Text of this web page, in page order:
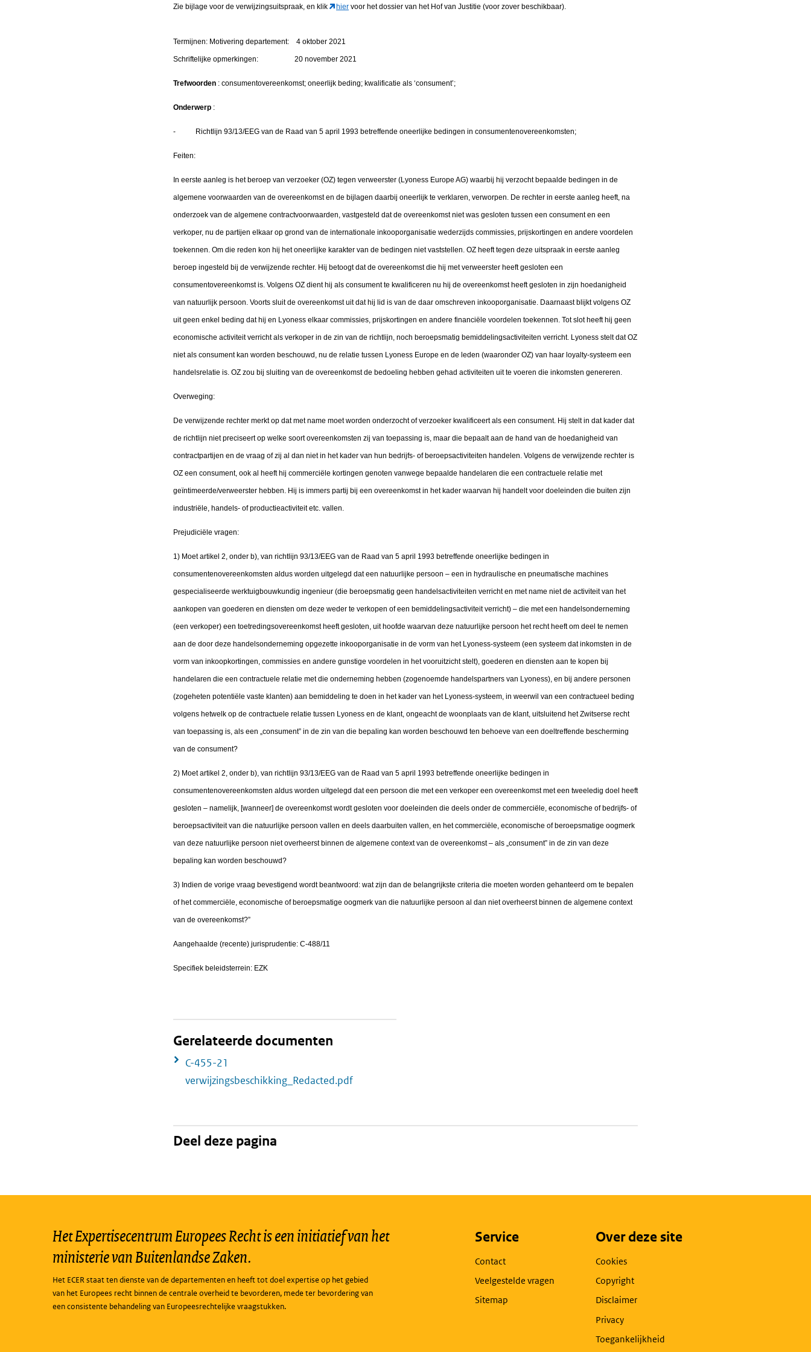
Zie bijlage voor de verwijzingsuitspraak, en klik hier voor het dossier van het Hof van Justitie (voor zover beschikbaar).
Termijnen: Motivering departement: 4 oktober 2021
Schriftelijke opmerkingen: 20 november 2021
Trefwoorden : consumentovereenkomst; oneerlijk beding; kwalificatie als ‘consument’;
Onderwerp :
- Richtlijn 93/13/EEG van de Raad van 5 april 1993 betreffende oneerlijke bedingen in consumentenovereenkomsten;
Feiten:
In eerste aanleg is het beroep van verzoeker (OZ) tegen verweerster (Lyoness Europe AG) waarbij hij verzocht bepaalde bedingen in de
algemene voorwaarden van de overeenkomst en de bijlagen daarbij oneerlijk te verklaren, verworpen. De rechter in eerste aanleg heeft, na
onderzoek van de algemene contractvoorwaarden, vastgesteld dat de overeenkomst niet was gesloten tussen een consument en een
verkoper, nu de partijen elkaar op grond van de internationale inkooporganisatie wederzijds commissies, prijskortingen en andere voordelen
toekennen. Om die reden kon hij het oneerlijke karakter van de bedingen niet vaststellen. OZ heeft tegen deze uitspraak in eerste aanleg
beroep ingesteld bij de verwijzende rechter. Hij betoogt dat de overeenkomst die hij met verweerster heeft gesloten een
consumentovereenkomst is. Volgens OZ dient hij als consument te kwalificeren nu hij de overeenkomst heeft gesloten in zijn hoedanigheid
van natuurlijk persoon. Voorts sluit de overeenkomst uit dat hij lid is van de daar omschreven inkooporganisatie. Daarnaast blijkt volgens OZ
uit geen enkel beding dat hij en Lyoness elkaar commissies, prijskortingen en andere financiële voordelen toekennen. Tot slot heeft hij geen
economische activiteit verricht als verkoper in de zin van de richtlijn, noch beroepsmatig bemiddelingsactiviteiten verricht. Lyoness stelt dat OZ
niet als consument kan worden beschouwd, nu de relatie tussen Lyoness Europe en de leden (waaronder OZ) van haar loyalty-systeem een
handelsrelatie is. OZ zou bij sluiting van de overeenkomst de bedoeling hebben gehad activiteiten uit te voeren die inkomsten genereren.
Overweging:
De verwijzende rechter merkt op dat met name moet worden onderzocht of verzoeker kwalificeert als een consument. Hij stelt in dat kader dat
de richtlijn niet preciseert op welke soort overeenkomsten zij van toepassing is, maar die bepaalt aan de hand van de hoedanigheid van
contractpartijen en de vraag of zij al dan niet in het kader van hun bedrijfs- of beroepsactiviteiten handelen. Volgens de verwijzende rechter is
OZ een consument, ook al heeft hij commerciële kortingen genoten vanwege bepaalde handelaren die een contractuele relatie met
geïntimeerde/verweerster hebben. Hij is immers partij bij een overeenkomst in het kader waarvan hij handelt voor doeleinden die buiten zijn
industriële, handels- of productieactiviteit etc. vallen.
Prejudiciële vragen:
1) Moet artikel 2, onder b), van richtlijn 93/13/EEG van de Raad van 5 april 1993 betreffende oneerlijke bedingen in
consumentenovereenkomsten aldus worden uitgelegd dat een natuurlijke persoon – een in hydraulische en pneumatische machines
gespecialiseerde werktuigbouwkundig ingenieur (die beroepsmatig geen handelsactiviteiten verricht en met name niet de activiteit van het
aankopen van goederen en diensten om deze weder te verkopen of een bemiddelingsactiviteit verricht) – die met een handelsonderneming
(een verkoper) een toetredingsovereenkomst heeft gesloten, uit hoofde waarvan deze natuurlijke persoon het recht heeft om deel te nemen
aan de door deze handelsonderneming opgezette inkooporganisatie in de vorm van het Lyoness-systeem (een systeem dat inkomsten in de
vorm van inkoopkortingen, commissies en andere gunstige voordelen in het vooruitzicht stelt), goederen en diensten aan te kopen bij
handelaren die een contractuele relatie met die onderneming hebben (zogenoemde handelspartners van Lyoness), en bij andere personen
(zogeheten potentiële vaste klanten) aan bemiddeling te doen in het kader van het Lyoness-systeem, in weerwil van een contractueel beding
volgens hetwelk op de contractuele relatie tussen Lyoness en de klant, ongeacht de woonplaats van de klant, uitsluitend het Zwitserse recht
van toepassing is, als een „consument” in de zin van die bepaling kan worden beschouwd ten behoeve van een doeltreffende bescherming
van de consument?
2) Moet artikel 2, onder b), van richtlijn 93/13/EEG van de Raad van 5 april 1993 betreffende oneerlijke bedingen in
consumentenovereenkomsten aldus worden uitgelegd dat een persoon die met een verkoper een overeenkomst met een tweeledig doel heeft
gesloten – namelijk, [wanneer] de overeenkomst wordt gesloten voor doeleinden die deels onder de commerciële, economische of bedrijfs- of
beroepsactiviteit van die natuurlijke persoon vallen en deels daarbuiten vallen, en het commerciële, economische of beroepsmatige oogmerk
van deze natuurlijke persoon niet overheerst binnen de algemene context van de overeenkomst – als „consument” in de zin van deze
bepaling kan worden beschouwd?
3) Indien de vorige vraag bevestigend wordt beantwoord: wat zijn dan de belangrijkste criteria die moeten worden gehanteerd om te bepalen
of het commerciële, economische of beroepsmatige oogmerk van die natuurlijke persoon al dan niet overheerst binnen de algemene context
van de overeenkomst?”
Aangehaalde (recente) jurisprudentie: C-488/11
Specifiek beleidsterrein: EZK
Gerelateerde documenten
C-455-21
verwijzingsbeschikking_Redacted.pdf
Deel deze pagina
Het Expertisecentrum Europees Recht is een initiatief van het
ministerie van Buitenlandse Zaken.
Het ECER staat ten dienste van de departementen en heeft tot doel expertise op het gebied
van het Europees recht binnen de centrale overheid te bevorderen, mede ter bevordering van
een consistente behandeling van Europeesrechtelijke vraagstukken.
Service
Contact
Veelgestelde vragen
Sitemap
Over deze site
Cookies
Copyright
Disclaimer
Privacy
Toegankelijkheid